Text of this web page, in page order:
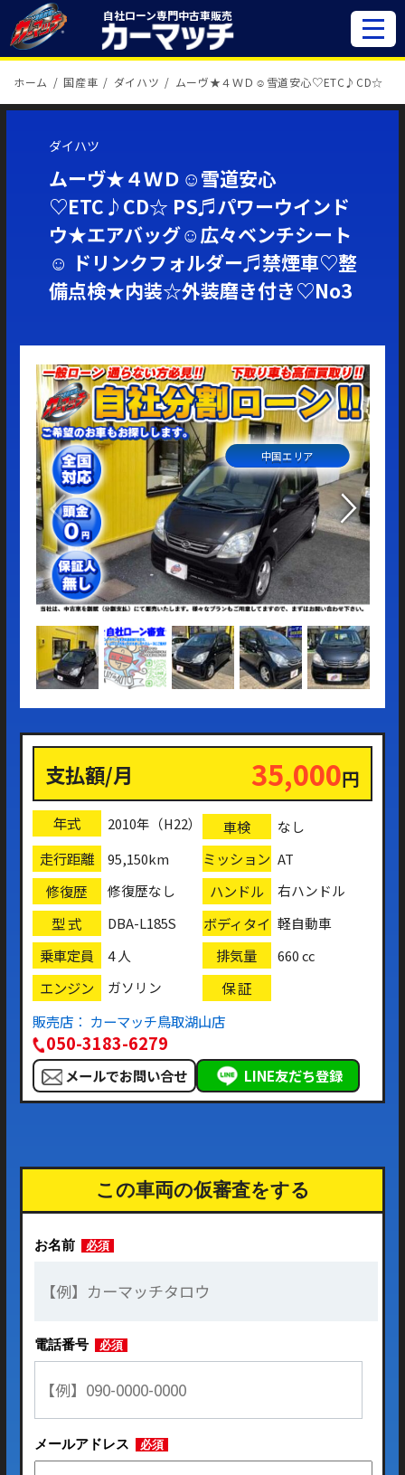
自社ローン専門中古車販売
ホーム 国産車 ダイハツ ムーヴ★４ＷＤ☺雪道安心♡ETC♪CD☆
ダイハツ
ムーヴ★４ＷＤ☺雪道安心
♡ETC♪CD☆ PS♬パワーウインド
ウ★エアバッグ☺広々ベンチシート
☺ ドリンクフォルダー♬禁煙車♡整
備点検★内装☆外装磨き付き♡No3
中国エリア
支払額/月 35,000円
年式 2010年（H22） 車検 なし
走行距離 95,150km ミッション AT
修復歴 修復歴なし ハンドル 右ハンドル
型 式 DBA-L185S
ボディタイ
プ
軽自動車
乗車定員 4 人 排気量 660 cc
エンジン ガソリン
保 証
販売店： カーマッチ鳥取湖山店
050-3183-6279
メールでお問い合せ LINE友だち登録
この車両の仮審査をする
お名前 必須
電話番号 必須
メールアドレス 必須